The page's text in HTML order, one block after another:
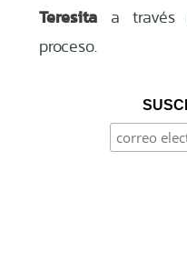
Teresita a través
proceso.